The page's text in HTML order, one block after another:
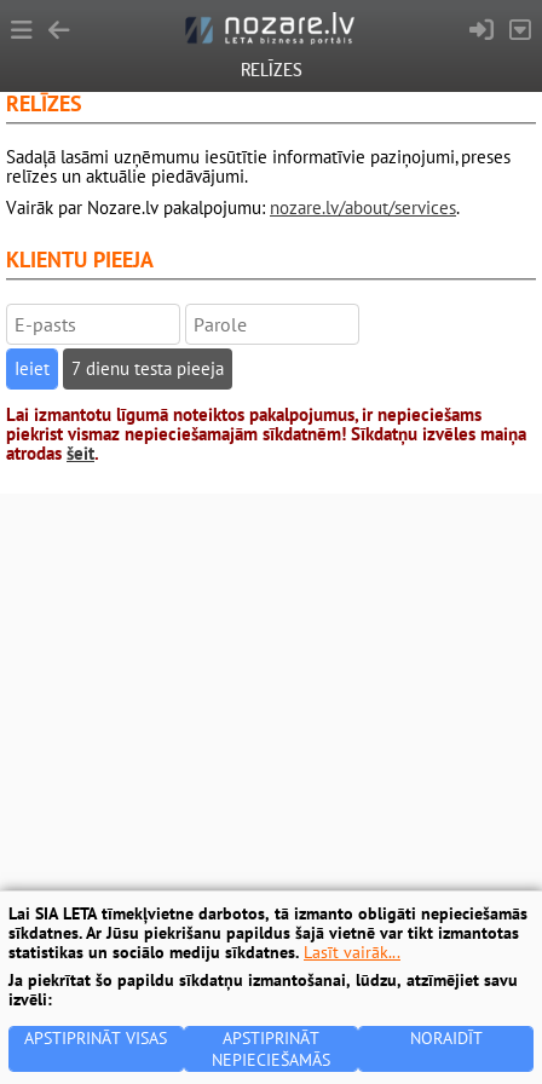
RELĪZES
RELĪZES
Sadaļā lasāmi uzņēmumu iesūtītie informatīvie paziņojumi, preses
relīzes un aktuālie piedāvājumi.
Vairāk par Nozare.lv pakalpojumu: nozare.lv/about/services.
KLIENTU PIEEJA
7 dienu testa pieeja
Lai izmantotu līgumā noteiktos pakalpojumus, ir nepieciešams
piekrist vismaz nepieciešamajām sīkdatnēm! Sīkdatņu izvēles maiņa
atrodas šeit.
Lai SIA LETA tīmekļvietne darbotos, tā izmanto obligāti nepieciešamās
sīkdatnes. Ar Jūsu piekrišanu papildus šajā vietnē var tikt izmantotas
statistikas un sociālo mediju sīkdatnes. Lasīt vairāk...
Ja piekrītat šo papildu sīkdatņu izmantošanai, lūdzu, atzīmējiet savu
izvēli:
APSTIPRINĀT VISAS
APSTIPRINĀT
NEPIECIEŠAMĀS
NORAIDĪT